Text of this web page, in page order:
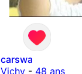
carswa
Vichy- 48 ans